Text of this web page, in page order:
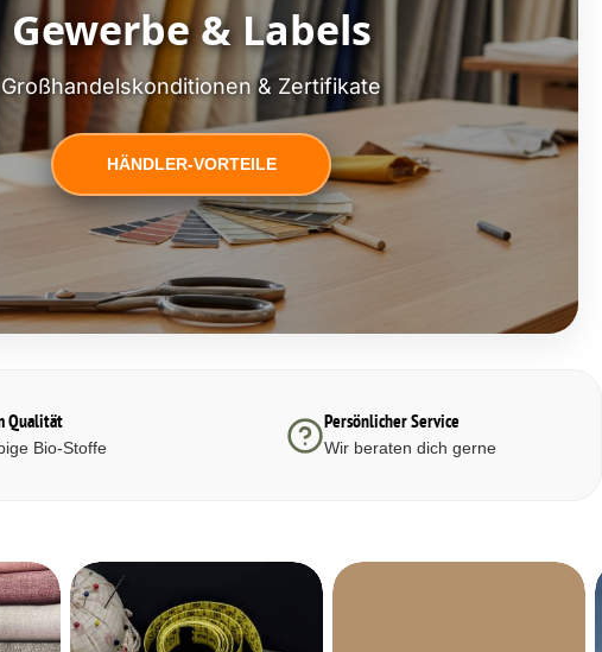
Gewerbe & Labels
Großhandelskonditionen & Zertifikate
HÄNDLER-VORTEILE
Qualität
Bio-Stoffe
Persönlicher Service
Wir beraten dich gerne